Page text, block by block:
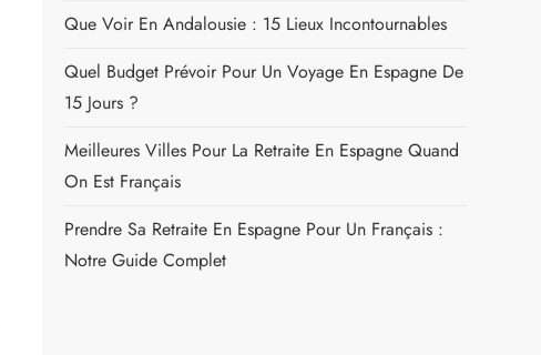
Prix D'une Cartouche De Cigarette Duty Free À
Madrid En 2026 : Tarifs Et Conseils Pour Vos Achats
Prix Des Cigarettes À La Jonquera En 2026 : Tarifs
Complets Par Marque
NOS DERNIÈRES PUBLICATIONS
VOYAGE
Pourboire En Espagne : Montants Recommandés